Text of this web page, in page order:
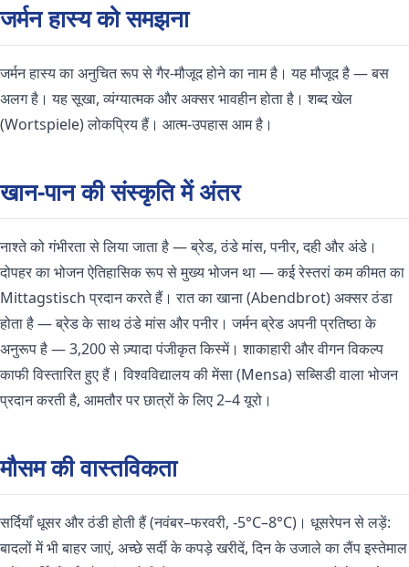
जर्मन हास्य को समझना
जर्मन हास्य का अनुचित रूप से गैर-मौजूद होने का नाम है। यह मौजूद है — बस
अलग है। यह सूखा, व्यंग्यात्मक और अक्सर भावहीन होता है। शब्द खेल
(Wortspiele) लोकप्रिय हैं। आत्म-उपहास आम है।
खान-पान की संस्कृति में अंतर
नाश्ते को गंभीरता से लिया जाता है — ब्रेड, ठंडे मांस, पनीर, दही और अंडे।
दोपहर का भोजन ऐतिहासिक रूप से मुख्य भोजन था — कई रेस्तरां कम कीमत का
Mittagstisch प्रदान करते हैं। रात का खाना (Abendbrot) अक्सर ठंडा
होता है — ब्रेड के साथ ठंडे मांस और पनीर। जर्मन ब्रेड अपनी प्रतिष्ठा के
अनुरूप है — 3,200 से ज़्यादा पंजीकृत किस्में। शाकाहारी और वीगन विकल्प
काफी विस्तारित हुए हैं। विश्वविद्यालय की मेंसा (Mensa) सब्सिडी वाला भोजन
प्रदान करती है, आमतौर पर छात्रों के लिए 2–4 यूरो।
मौसम की वास्तविकता
सर्दियाँ धूसर और ठंडी होती हैं (नवंबर–फरवरी, -5°C–8°C)। धूसरेपन से लड़ें:
बादलों में भी बाहर जाएं, अच्छे सर्दी के कपड़े खरीदें, दिन के उजाले का लैंप इस्तेमाल